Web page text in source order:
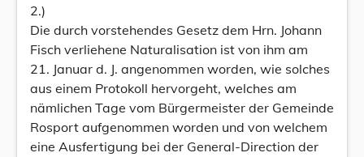
2.)
Die durch vorstehendes Gesetz dem Hrn. Johann
Fisch verliehene Naturalisation ist von ihm am
21. Januar d. J. angenommen worden, wie solches
aus einem Protokoll hervorgeht, welches am
nämlichen Tage vom Bürgermeister der Gemeinde
Rosport aufgenommen worden und von welchem
eine Ausfertigung bei der General-Direction der